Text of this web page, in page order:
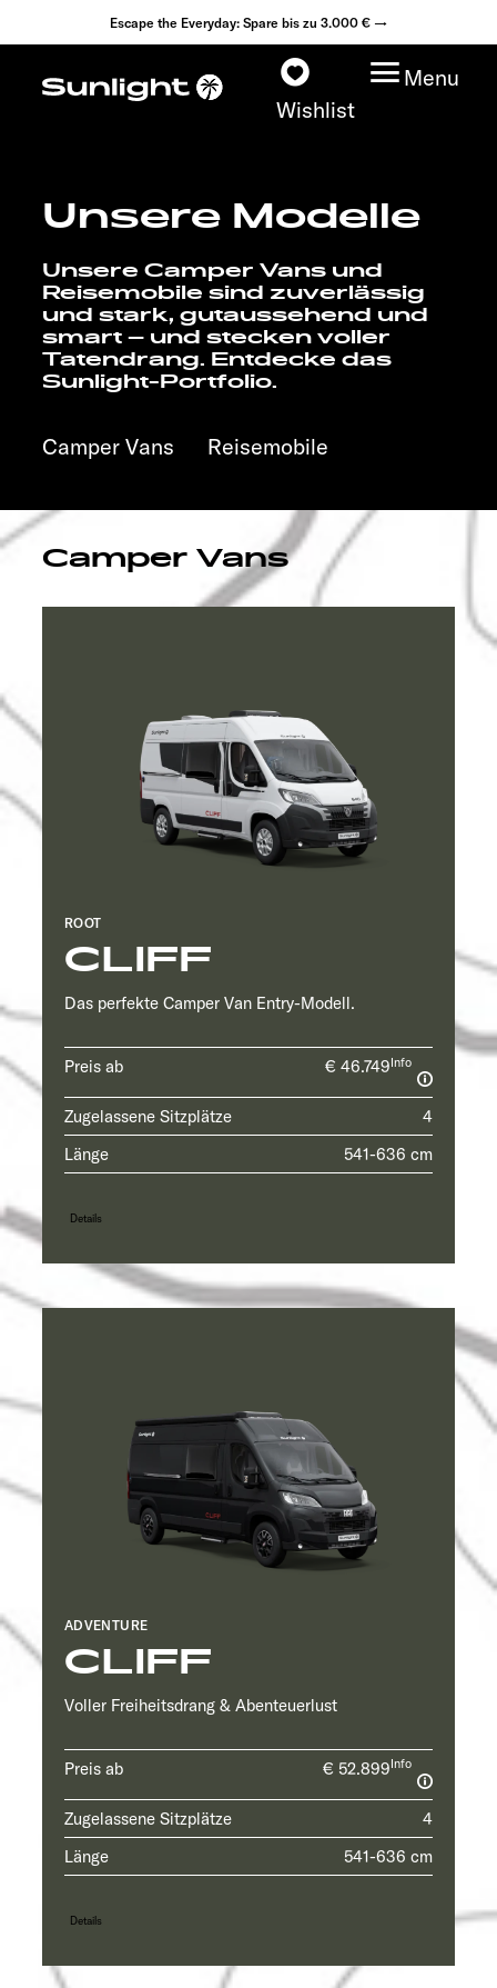
Escape the Everyday: Spare bis zu 3.000 € →
Wishlist
Menu
Modelle
Konfigurator
Fahrzeugfinder
Händlersuche
Explore
Service
Unsere Modelle
Unsere Camper Vans und
Reisemobile sind zuverlässig
und stark, gutaussehend und
smart – und stecken voller
Tatendrang. Entdecke das
Sunlight-Portfolio.
Camper Vans Reisemobile
Camper Vans
CLIFF
ROOT
Das perfekte Camper Van Entry-Modell.
Preis ab € 46.749Info
Zugelassene Sitzplätze
4
Länge
541-636 cm
Details
CLIFF
ADVENTURE
Voller Freiheitsdrang & Abenteuerlust
Preis ab € 52.899Info
Zugelassene Sitzplätze
4
Länge
541-636 cm
Details